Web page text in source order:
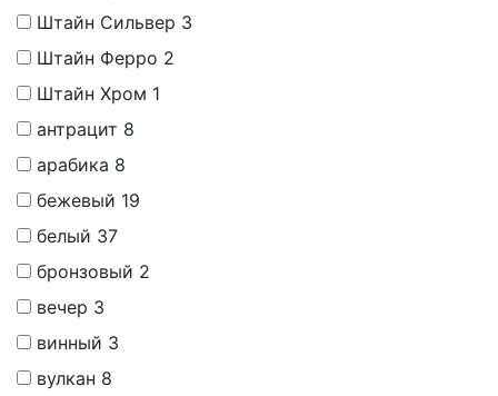
Штайн Сильвер 3
Штайн Ферро 2
Штайн Хром 1
антрацит 8
арабика 8
бежевый 19
белый 37
бронзовый 2
вечер 3
винный 3
вулкан 8